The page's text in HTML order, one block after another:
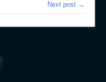
Next post →